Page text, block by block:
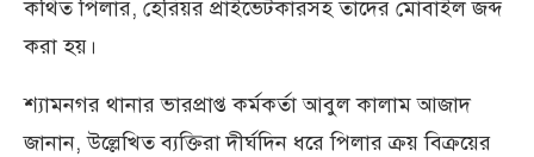
কথিত পিলার, হেরিয়র প্রাইভেটকারসহ তাদের মোবাইল জব্দ
করা হয়।
শ্যামনগর থানার ভারপ্রাপ্ত কর্মকর্তা আবুল কালাম আজাদ
জানান, উল্লেখিত ব্যক্তিরা দীর্ঘদিন ধরে পিলার ক্রয় বিক্রয়ের